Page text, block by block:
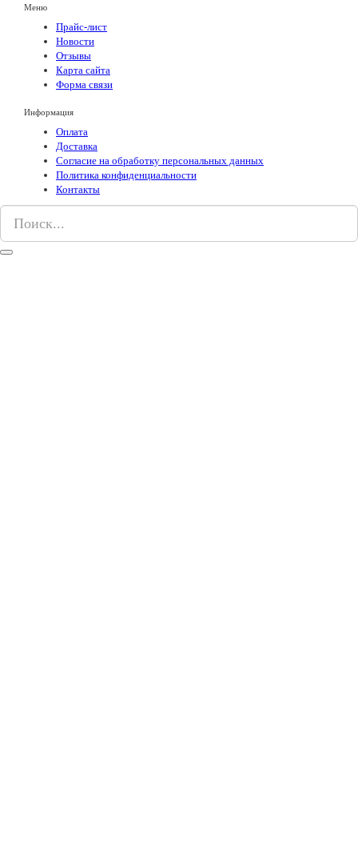
Меню
Прайс-лист
Новости
Отзывы
Карта сайта
Форма связи
Информация
Оплата
Доставка
Согласие на обработку персональных данных
Политика конфиденциальности
Контакты